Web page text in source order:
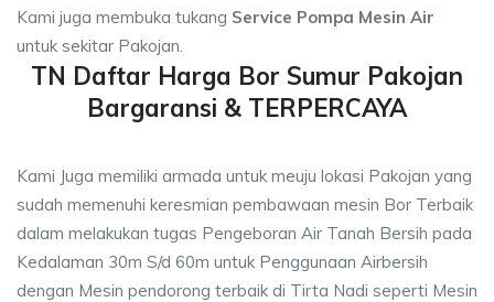
Kami juga membuka tukang Service Pompa Mesin Air
untuk sekitar Pakojan.
TN Daftar Harga Bor Sumur Pakojan
Bargaransi & TERPERCAYA
Kami Juga memiliki armada untuk meuju lokasi Pakojan yang
sudah memenuhi keresmian pembawaan mesin Bor Terbaik
dalam melakukan tugas Pengeboran Air Tanah Bersih pada
Kedalaman 30m S/d 60m untuk Penggunaan Airbersih
dengan Mesin pendorong terbaik di Tirta Nadi seperti Mesin